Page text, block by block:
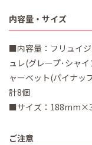
内容量・サイズ
■内容量：フリュイ
ュレ(グレープ･シャ
ャーベット(パイナッ
計8個
■サイズ：
ご注意